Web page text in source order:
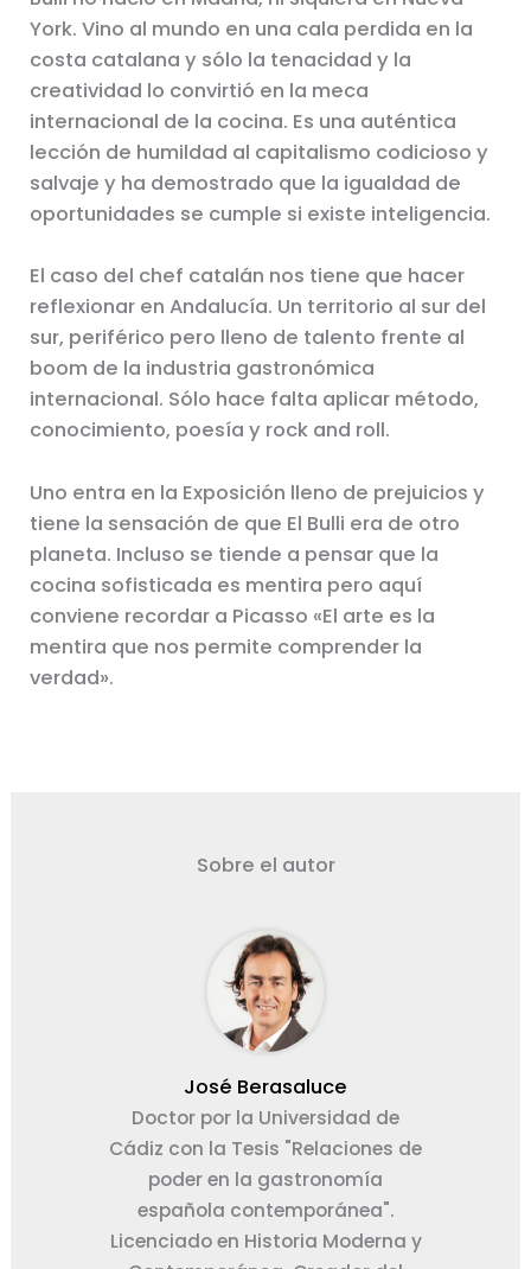
York. Vino al mundo en una cala perdida en la
costa catalana y sólo la tenacidad y la
creatividad lo convirtió en la meca
internacional de la cocina. Es una auténtica
lección de humildad al capitalismo codicioso y
salvaje y ha demostrado que la igualdad de
oportunidades se cumple si existe inteligencia.
El caso del chef catalán nos tiene que hacer
reflexionar en Andalucía. Un territorio al sur del
sur, periférico pero lleno de talento frente al
boom de la industria gastronómica
internacional. Sólo hace falta aplicar método,
conocimiento, poesía y rock and roll.
Uno entra en la Exposición lleno de prejuicios y
tiene la sensación de que El Bulli era de otro
planeta. Incluso se tiende a pensar que la
cocina sofisticada es mentira pero aquí
conviene recordar a Picasso «El arte es la
mentira que nos permite comprender la
verdad».
Sobre el autor
José Berasaluce
Doctor por la Universidad de
Cádiz con la Tesis "Relaciones de
poder en la gastronomía
española contemporánea".
Licenciado en Historia Moderna y